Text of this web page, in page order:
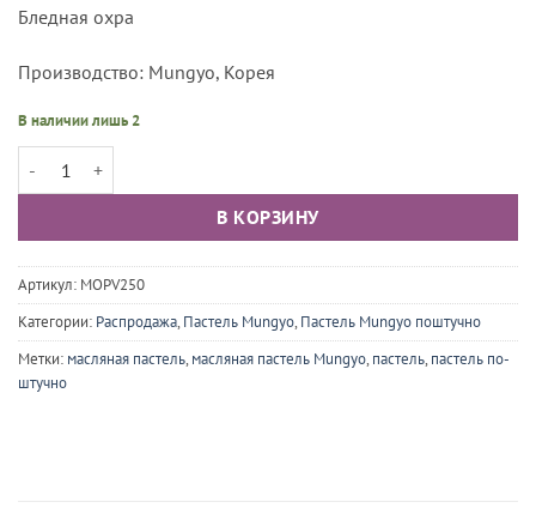
Бледная охра
Производство: Mungyo, Корея
В наличии лишь 2
Количество товара Пастель масляная проф. Mungyo Gallery, цвет
В КОРЗИНУ
Артикул: MOPV250
Категории: Распродажа, Пастель Mungyo, Пастель Mungyo поштучно
Метки: масляная пастель, масляная пастель Mungyo, пастель, пастель по-
штучно